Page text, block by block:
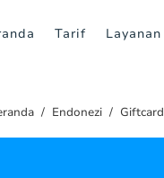
Tarif Layanan
Endonezi Giftcard